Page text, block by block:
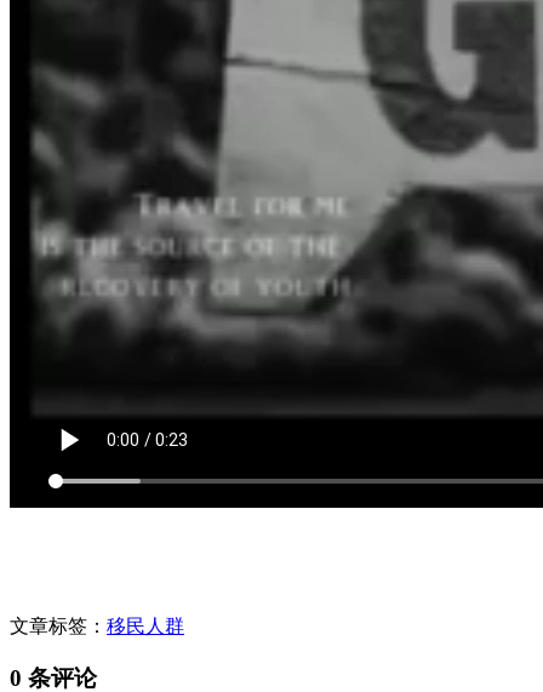
文章标签： 移民人群
0 条评论